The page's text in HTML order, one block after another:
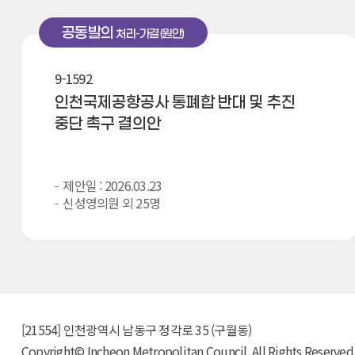
공동발의처리-가결(원안)
9-1592
인천국제공항공사 통폐합 반대 및 추진
중단 촉구 결의안
제안일 : 2026.03.23
신성영의원 외 25명
[21554] 인천광역시 남동구 정각로 35 (구월동)